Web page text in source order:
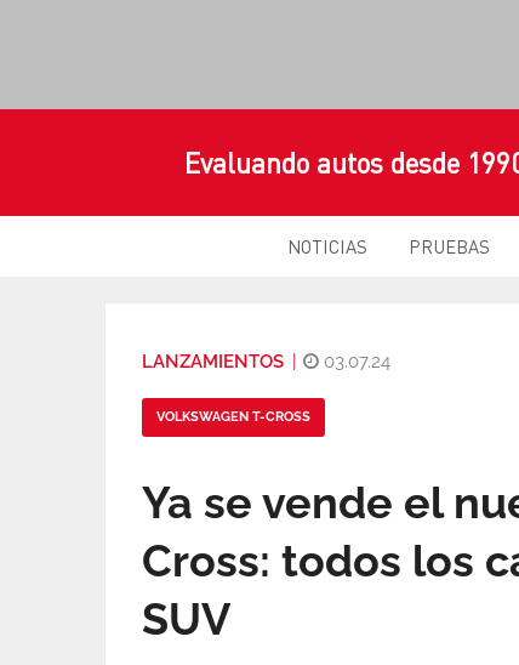
Evaluando autos desde
NOTICIAS PRUEBAS
LANZAMIENTOS 03.07.24
VOLKSWAGEN T-CROSS
Ya se vende el
Cross: todos los
SUV